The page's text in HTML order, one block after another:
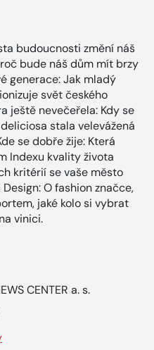
budoucnosti změní náš
bude náš dům mít brzy
generace: Jak mladý
svět českého
ještě nevečeřela: Kdy se
stala velevážená
se dobře žije: Která
Indexu kvality života
kritérií se vaše město
O fashion značce,
jaké kolo si vybrat
vinici.
CENTER a. s.